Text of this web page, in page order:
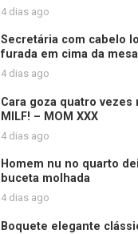
4 dias ago
Secretária com cabelo
furada em cima da mesa
4 dias ago
Cara goza quatro vezes
MILF! – MOM XXX
4 dias ago
Homem nu no quarto
buceta molhada
4 dias ago
Boquete elegante